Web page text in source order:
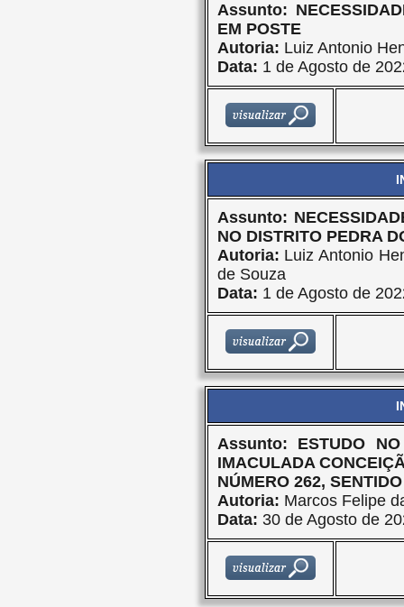
Assunto:
EM POSTE
Autoria: Luiz Antonio
Data: 1 de Agosto de
Assunto:
NO DISTRITO PEDRA
Autoria: Luiz Antonio
de Souza
Data: 1 de Agosto de
Assunto: ESTUDO
IMACULADA
NÚMERO 262,
Autoria: Marcos Felipe
Data: 30 de Agosto de